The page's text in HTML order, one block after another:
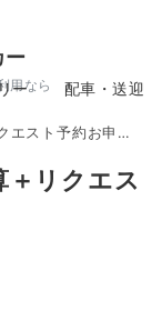
ー
用なら
ー 配車・送迎
お申し込みフォーム
リクエス